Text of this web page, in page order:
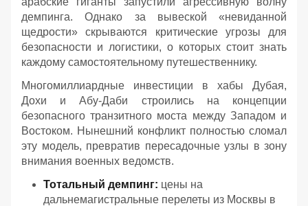
демпинга. Однако за вывеской «невиданной
щедрости» скрываются критические угрозы для
безопасности и логистики, о которых стоит знать
каждому самостоятельному путешественнику.
Многомиллиардные инвестиции в хабы Дубая,
Дохи и Абу-Даби строились на концепции
безопасного транзитного моста между Западом и
Востоком. Нынешний конфликт полностью сломал
эту модель, превратив пересадочные узлы в зону
внимания военных ведомств.
Тотальный демпинг: цены на
дальнемагистральные перелеты из Москвы в